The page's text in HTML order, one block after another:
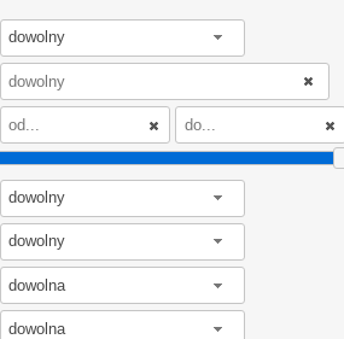
dowolny
dowolny
dowolny
dowolna
dowolna